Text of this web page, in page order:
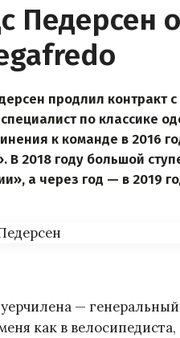
Педерсен
продлил контракт
по классике
к команде в 2016
В 2018 году большой
а через год — в 2019
—
как в